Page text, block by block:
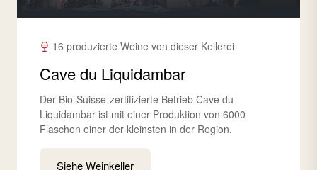
16 produzierte Weine von dieser Kellerei
Cave du Liquidambar
Der Bio-Suisse-zertifizierte Betrieb Cave du
Liquidambar ist mit einer Produktion von 6000
Flaschen einer der kleinsten in der Region.
Siehe Weinkeller